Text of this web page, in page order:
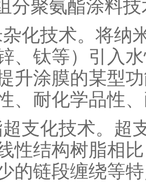
分聚氨酯涂料
化技术。将纳
、钛等）引入
升涂膜的某型
、耐化学品性
支化技术。超
性结构树脂相
的链段缠绕等